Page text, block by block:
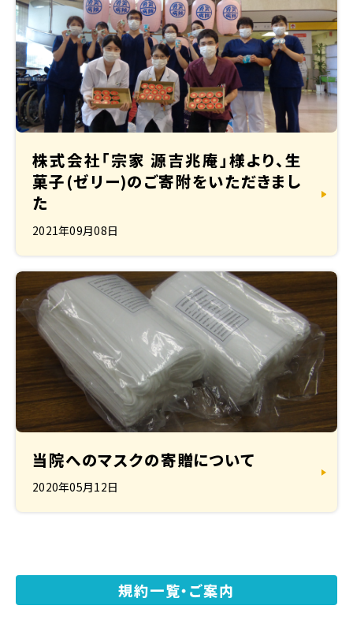
株式会社「宗家 源吉兆庵」様より、生
菓子(ゼリー)のご寄附をいただきまし
た
2021年09月08日
当院へのマスクの寄贈について
2020年05月12日
規約一覧・ご案内